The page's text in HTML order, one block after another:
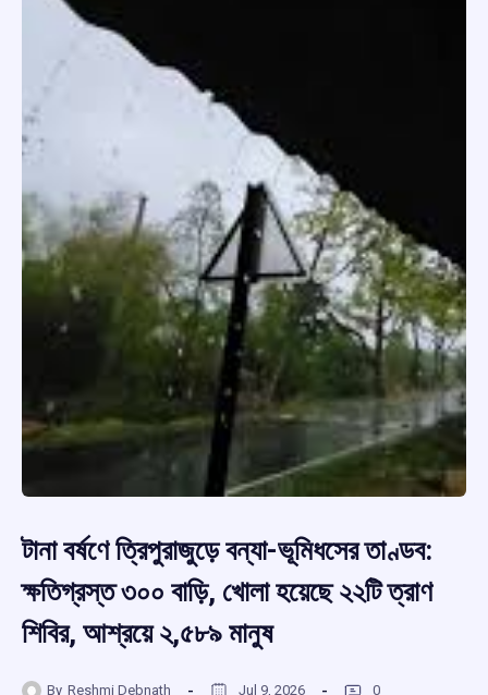
টানা বর্ষণে ত্রিপুরাজুড়ে বন্যা-ভূমিধসের তাণ্ডব:
ক্ষতিগ্রস্ত ৩০০ বাড়ি, খোলা হয়েছে ২২টি ত্রাণ
শিবির, আশ্রয়ে ২,৫৮৯ মানুষ
By Reshmi Debnath Jul 9, 2026 0